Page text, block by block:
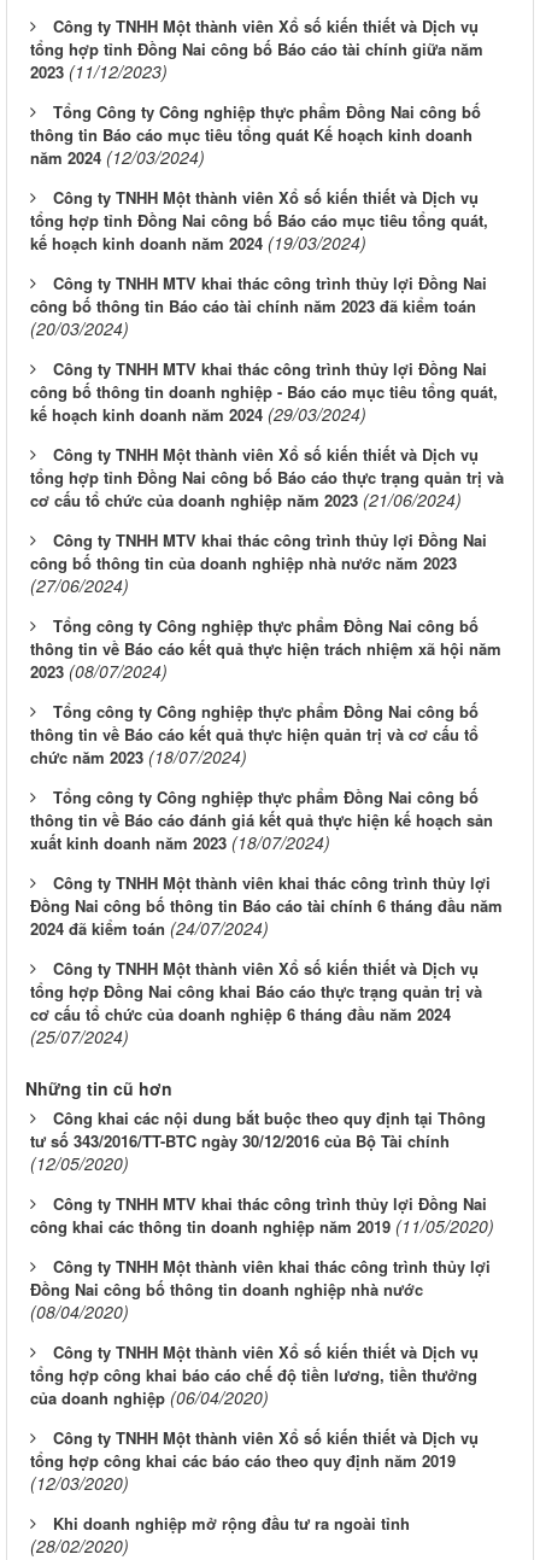
Công ty TNHH Một thành viên Xổ số kiến thiết và Dịch vụ
tổng hợp tỉnh Đồng Nai công bố Báo cáo tài chính giữa năm
2023 (11/12/2023)
Tổng Công ty Công nghiệp thực phẩm Đồng Nai công bố
thông tin Báo cáo mục tiêu tổng quát Kế hoạch kinh doanh
năm 2024 (12/03/2024)
Công ty TNHH Một thành viên Xổ số kiến thiết và Dịch vụ
tổng hợp tỉnh Đồng Nai công bố Báo cáo mục tiêu tổng quát,
kế hoạch kinh doanh năm 2024 (19/03/2024)
Công ty TNHH MTV khai thác công trình thủy lợi Đồng Nai
công bố thông tin Báo cáo tài chính năm 2023 đã kiểm toán
(20/03/2024)
Công ty TNHH MTV khai thác công trình thủy lợi Đồng Nai
công bố thông tin doanh nghiệp - Báo cáo mục tiêu tổng quát,
kế hoạch kinh doanh năm 2024 (29/03/2024)
Công ty TNHH Một thành viên Xổ số kiến thiết và Dịch vụ
tổng hợp tỉnh Đồng Nai công bố Báo cáo thực trạng quản trị và
cơ cấu tổ chức của doanh nghiệp năm 2023 (21/06/2024)
Công ty TNHH MTV khai thác công trình thủy lợi Đồng Nai
công bố thông tin của doanh nghiệp nhà nước năm 2023
(27/06/2024)
Tổng công ty Công nghiệp thực phẩm Đồng Nai công bố
thông tin về Báo cáo kết quả thực hiện trách nhiệm xã hội năm
2023 (08/07/2024)
Tổng công ty Công nghiệp thực phẩm Đồng Nai công bố
thông tin về Báo cáo kết quả thực hiện quản trị và cơ cấu tổ
chức năm 2023 (18/07/2024)
Tổng công ty Công nghiệp thực phẩm Đồng Nai công bố
thông tin về Báo cáo đánh giá kết quả thực hiện kế hoạch sản
xuất kinh doanh năm 2023 (18/07/2024)
Công ty TNHH Một thành viên khai thác công trình thủy lợi
Đồng Nai công bố thông tin Báo cáo tài chính 6 tháng đầu năm
2024 đã kiểm toán (24/07/2024)
Công ty TNHH Một thành viên Xổ số kiến thiết và Dịch vụ
tổng hợp Đồng Nai công khai Báo cáo thực trạng quản trị và
cơ cấu tổ chức của doanh nghiệp 6 tháng đầu năm 2024
(25/07/2024)
Những tin cũ hơn
Công khai các nội dung bắt buộc theo quy định tại Thông
tư số 343/2016/TT-BTC ngày 30/12/2016 của Bộ Tài chính
(12/05/2020)
Công ty TNHH MTV khai thác công trình thủy lợi Đồng Nai
công khai các thông tin doanh nghiệp năm 2019 (11/05/2020)
Công ty TNHH Một thành viên khai thác công trình thủy lợi
Đồng Nai công bố thông tin doanh nghiệp nhà nước
(08/04/2020)
Công ty TNHH Một thành viên Xổ số kiến thiết và Dịch vụ
tổng hợp công khai báo cáo chế độ tiền lương, tiền thưởng
của doanh nghiệp (06/04/2020)
Công ty TNHH Một thành viên Xổ số kiến thiết và Dịch vụ
tổng hợp công khai các báo cáo theo quy định năm 2019
(12/03/2020)
Khi doanh nghiệp mở rộng đầu tư ra ngoài tỉnh
(28/02/2020)